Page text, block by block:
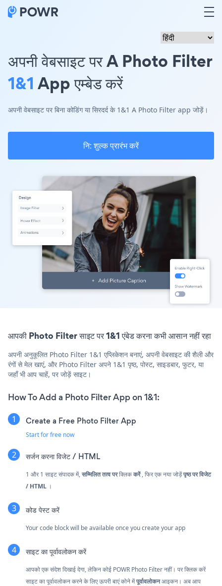
अपनी वेबसाइट पर A Photo Filter
1&1 App एम्बेड करें
अपनी वेबसाइट पर बिना कोडिंग या सिरदर्द के 1&1 A Photo Filter app जोड़ें।
नि: शुल्क प्रारंभ करें
आपकी Photo Filter साइट पर 1&1 एंबेड करना कभी आसान नहीं रहा
अपनी अनुकूलित Photo Filter 1&1 एप्लिकेशन बनाएं, अपनी वेबसाइट की शैली और
रंगों से मेल खाएं, और Photo Filter अपने 1&1 पृष्ठ, पोस्ट, साइडबार, फुटर, या
जहाँ भी आप चाहें, पर जोड़ें साइट।
How To Add a Photo Filter App on 1&1:
Create a Free Photo Filter App
Start for free now
सर्जन करनाविजेट / HTML
1 और 1 साइट संपादक में,सम्मिलित तत्व परक्लिककरें, फिर एक नया जोड़ेंपृष्ठ पर विजेट
/ HTML ।
कोड पेस्ट करें
Your code block will be available once you create your app
साइट का पूर्वावलोकन करें
आपको एक संदेश दिखाई देगा, लेकिन कोई POWR Photo Filter नहीं। पर क्लिक करें
साइट का पूर्वावलोकन करने के लिए ऊपरी बाएं कोने मेंपूर्वावलोकनआइकन। अब आप